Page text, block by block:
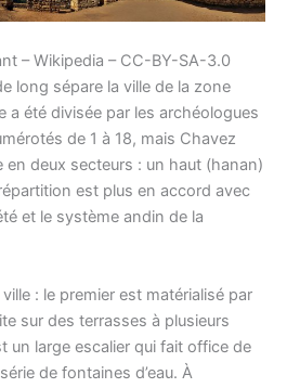
– Wikipedia – CC-BY-SA-3.0
long sépare la ville de la zone
a été divisée par les archéologues
de 1 à 18, mais Chavez
en deux secteurs : un haut (hanan)
est plus en accord avec
et le système andin de la
: le premier est matérialisé par
sur des terrasses à plusieurs
un large escalier qui fait office de
de fontaines d’eau. À